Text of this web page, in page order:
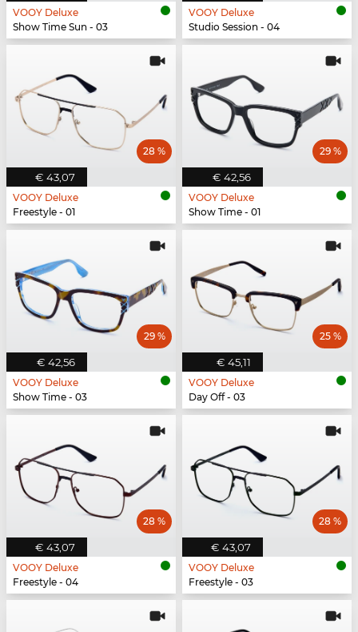
VOOY Deluxe
Show Time Sun - 03
VOOY Deluxe
Studio Session - 04
€ 43,07
28 %
VOOY Deluxe
Freestyle - 01
€ 42,56
29 %
VOOY Deluxe
Show Time - 01
€ 42,56
29 %
VOOY Deluxe
Show Time - 03
€ 45,11
25 %
VOOY Deluxe
Day Off - 03
€ 43,07
28 %
VOOY Deluxe
Freestyle - 04
€ 43,07
28 %
VOOY Deluxe
Freestyle - 03